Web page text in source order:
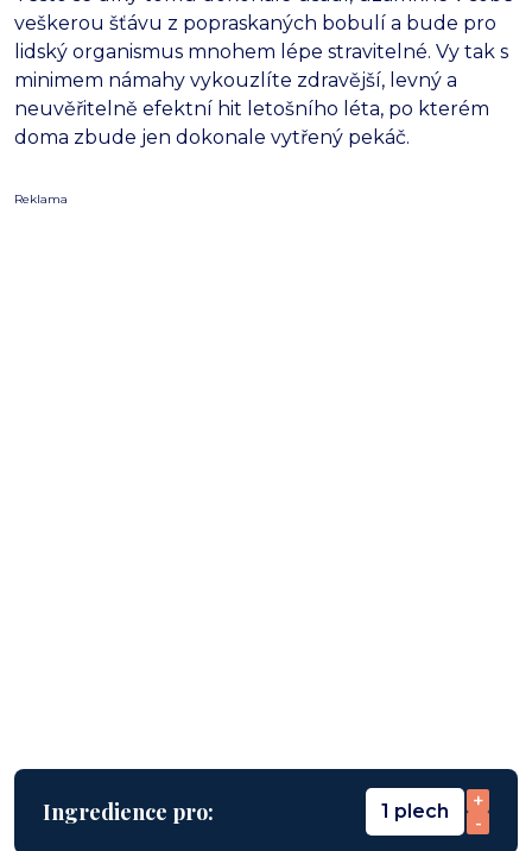
veškerou šťávu z popraskaných bobulí a bude pro
lidský organismus mnohem lépe stravitelné. Vy tak s
minimem námahy vykouzlíte zdravější, levný a
neuvěřitelně efektní hit letošního léta, po kterém
doma zbude jen dokonale vytřený pekáč.
Reklama
Ingredience pro: 1 plech
+
-